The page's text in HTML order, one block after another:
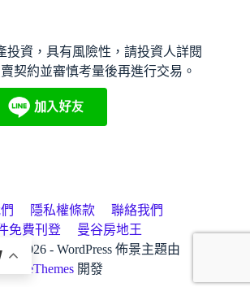
投資，具有風險性，請投資人詳閱
契約並審慎考量後再進行交易。
隱私權條款
聯絡我們
免費刊登
曼谷房地王
© 2026 - WordPress 佈景主題由
開發